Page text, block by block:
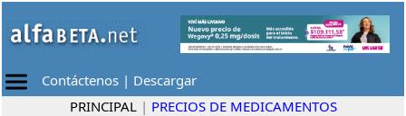
Contáctenos | Descargar
PRINCIPAL | PRECIOS DE MEDICAMENTOS